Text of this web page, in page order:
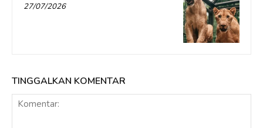
27/07/2026
TINGGALKAN KOMENTAR